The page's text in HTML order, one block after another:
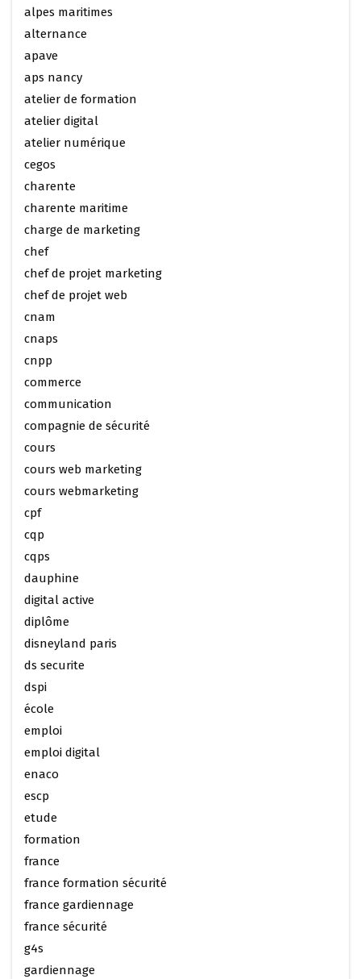
alpes maritimes
alternance
apave
aps nancy
atelier de formation
atelier digital
atelier numérique
cegos
charente
charente maritime
charge de marketing
chef
chef de projet marketing
chef de projet web
cnam
cnaps
cnpp
commerce
communication
compagnie de sécurité
cours
cours web marketing
cours webmarketing
cpf
cqp
cqps
dauphine
digital active
diplôme
disneyland paris
ds securite
dspi
école
emploi
emploi digital
enaco
escp
etude
formation
france
france formation sécurité
france gardiennage
france sécurité
g4s
gardiennage